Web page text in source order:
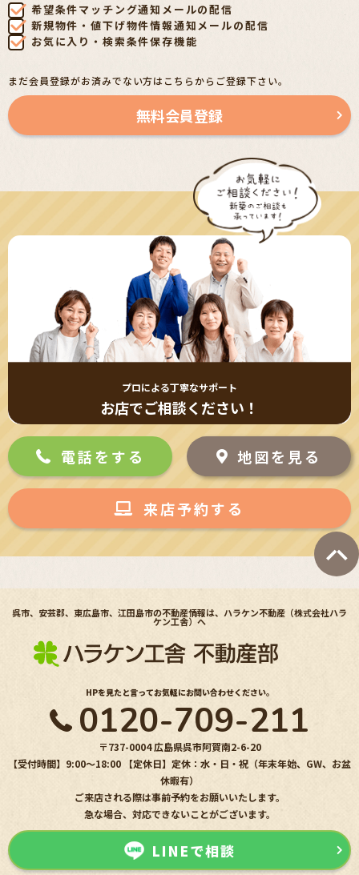
希望条件マッチング通知メールの配信
新規物件・値下げ物件情報通知メールの配信
お気に入り・検索条件保存機能
まだ会員登録がお済みでない方はこちらからご登録下さい。
無料会員登録
プロによる丁寧なサポート
お店でご相談ください！
地図を見る
電話をする
来店予約する
呉市、安芸郡、東広島市、江田島市の不動産情報は、ハラケン不動産（株式会社ハラ
ケン工舎）へ
HPを見たと言ってお気軽にお問い合わせください。
0120-709-211
〒737-0004 広島県呉市阿賀南2-6-20
【受付時間】9:00〜18:00 【定休日】定休：水・日・祝（年末年始、GW、お盆
休暇有）
ご来店される際は事前予約をお願いいたします。
急な場合、対応できないことがございます。
LINEで相談